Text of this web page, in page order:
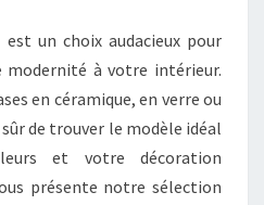
UNE
DÉCORATION
FLEURIE
ET
MODERNE
un choix audacieux pour
modernité à votre intérieur.
en céramique, en verre ou
de trouver le modèle idéal
et votre décoration
présente notre sélection